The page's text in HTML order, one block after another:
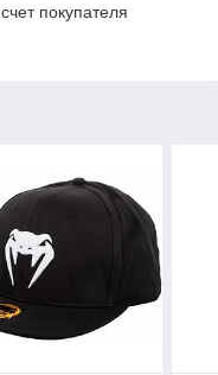
покупателя